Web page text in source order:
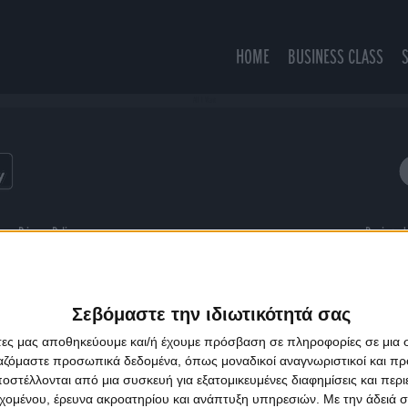
Σεβόμαστε την ιδιωτικότητά σας
μας αποθηκεύουμε και/ή έχουμε πρόσβαση σε πληροφορίες σε
προσωπικά δεδομένα, όπως μοναδικοί αναγνωριστικοί και
από μια συσκευή για εξατομικευμένες διαφημίσεις και
έρευνα ακροατηρίου και ανάπτυξη υπηρεσιών. Με την άδειά
HOME BUSINESS CLASS
Privacy Policy